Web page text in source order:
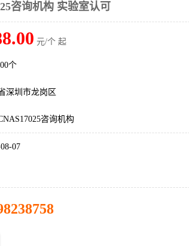
咨询机构 实验室认可
元/个 起
个
深圳市龙岗区
咨询机构
07